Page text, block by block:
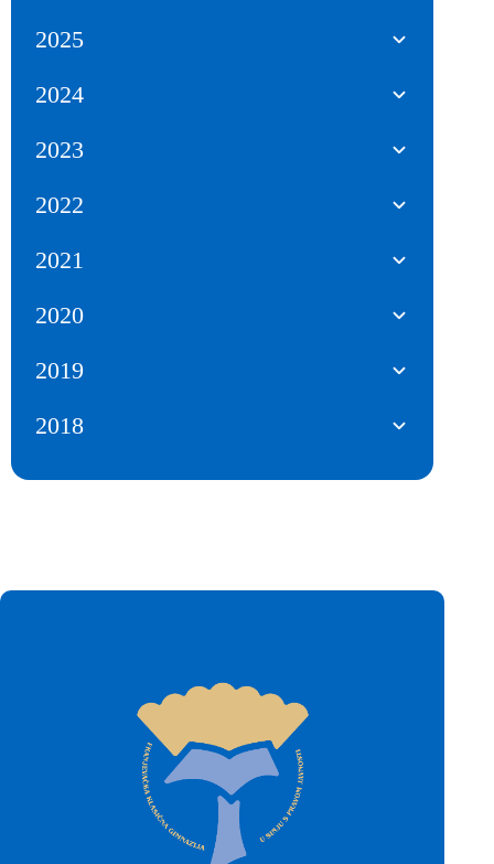
2025
2024
2023
2022
2021
2020
2019
2018